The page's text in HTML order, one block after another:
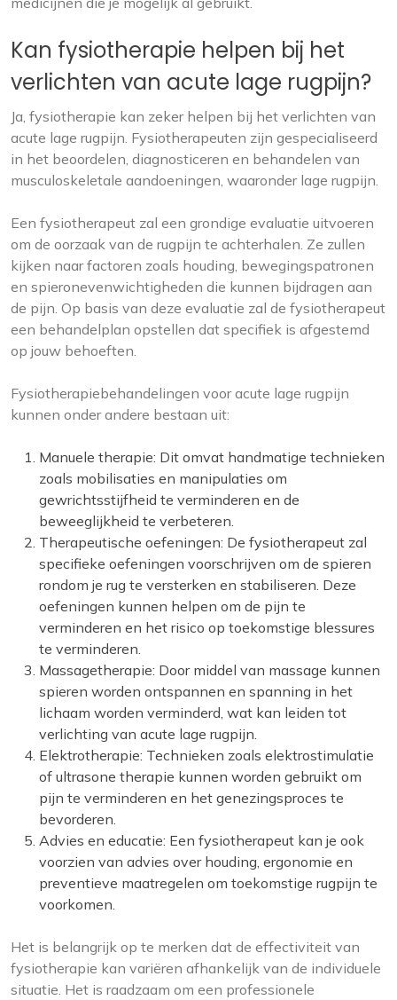
Kan fysiotherapie helpen bij het
verlichten van acute lage rugpijn?
Ja, fysiotherapie kan zeker helpen bij het verlichten van
acute lage rugpijn. Fysiotherapeuten zijn gespecialiseerd
in het beoordelen, diagnosticeren en behandelen van
musculoskeletale aandoeningen, waaronder lage rugpijn.
Een fysiotherapeut zal een grondige evaluatie uitvoeren
om de oorzaak van de rugpijn te achterhalen. Ze zullen
kijken naar factoren zoals houding, bewegingspatronen
en spieronevenwichtigheden die kunnen bijdragen aan
de pijn. Op basis van deze evaluatie zal de fysiotherapeut
een behandelplan opstellen dat specifiek is afgestemd
op jouw behoeften.
Fysiotherapiebehandelingen voor acute lage rugpijn
kunnen onder andere bestaan uit:
Manuele therapie: Dit omvat handmatige technieken
zoals mobilisaties en manipulaties om
gewrichtsstijfheid te verminderen en de
beweeglijkheid te verbeteren.
Therapeutische oefeningen: De fysiotherapeut zal
specifieke oefeningen voorschrijven om de spieren
rondom je rug te versterken en stabiliseren. Deze
oefeningen kunnen helpen om de pijn te
verminderen en het risico op toekomstige blessures
te verminderen.
Massagetherapie: Door middel van massage kunnen
spieren worden ontspannen en spanning in het
lichaam worden verminderd, wat kan leiden tot
verlichting van acute lage rugpijn.
Elektrotherapie: Technieken zoals elektrostimulatie
of ultrasone therapie kunnen worden gebruikt om
pijn te verminderen en het genezingsproces te
bevorderen.
Advies en educatie: Een fysiotherapeut kan je ook
voorzien van advies over houding, ergonomie en
preventieve maatregelen om toekomstige rugpijn te
voorkomen.
Het is belangrijk op te merken dat de effectiviteit van
fysiotherapie kan variëren afhankelijk van de individuele
situatie. Het is raadzaam om een professionele